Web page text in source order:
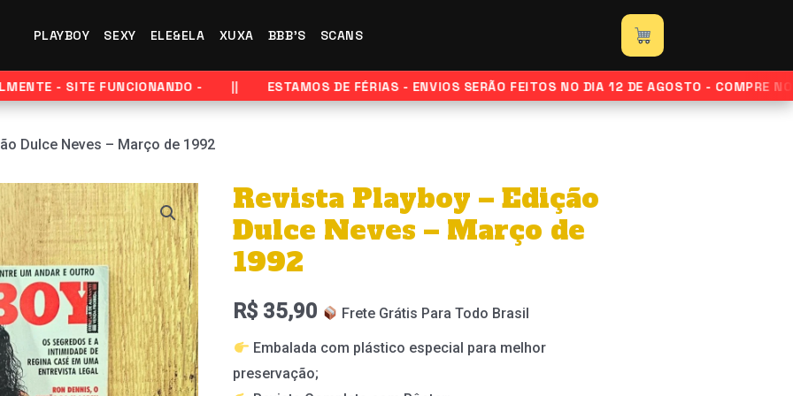
PLAYBOY SEXY ELE&ELA XUXA BBB'S SCANS
- SITE FUNCIONANDO - ESTAMOS DE FÉRIAS - ENVIOS SERÃO FEITOS NO DIA 12 DE AGOSTO - COMPRE
Dulce Neves – Março de 1992
Revista Playboy – Edição
Dulce Neves – Março de
1992
R$ 35,90 Frete Grátis Para Todo Brasil
Embalada com plástico especial para melhor
preservação;